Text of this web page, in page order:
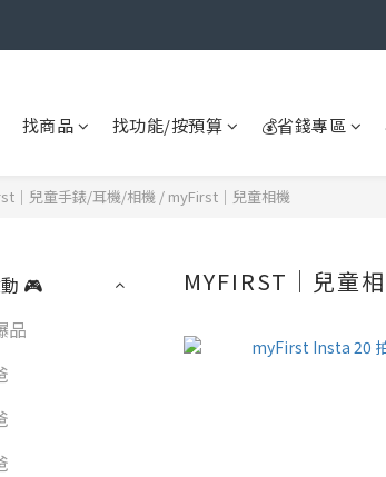
找商品 找功能/按預算 💰省錢專區
｜兒童手錶/耳機/相機 / myFirst｜兒童相機
🎮
品
MYFIRST｜兒童